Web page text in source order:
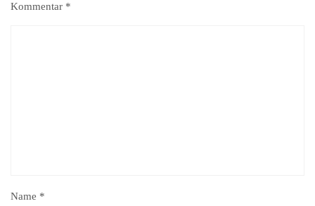
Kommentar *
Name *